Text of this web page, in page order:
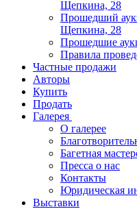
Щепкина, 28
Прошедший
Щепкина, 28
Прошедшие
Правила
Частные продажи
Авторы
Купить
Продать
Галерея
О галерее
Багетная
Пресса о нас
Контакты
Юридическая
Выставки